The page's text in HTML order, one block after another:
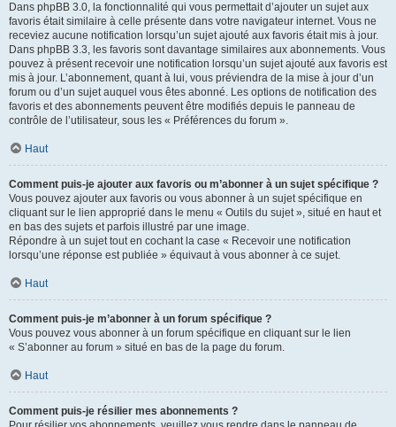
Dans phpBB 3.0, la fonctionnalité qui vous permettait d’ajouter un sujet aux
favoris était similaire à celle présente dans votre navigateur internet. Vous ne
receviez aucune notification lorsqu’un sujet ajouté aux favoris était mis à jour.
Dans phpBB 3.3, les favoris sont davantage similaires aux abonnements. Vous
pouvez à présent recevoir une notification lorsqu’un sujet ajouté aux favoris est
mis à jour. L’abonnement, quant à lui, vous préviendra de la mise à jour d’un
forum ou d’un sujet auquel vous êtes abonné. Les options de notification des
favoris et des abonnements peuvent être modifiés depuis le panneau de
contrôle de l’utilisateur, sous les « Préférences du forum ».
Haut
Comment puis-je ajouter aux favoris ou m’abonner à un sujet spécifique ?
Vous pouvez ajouter aux favoris ou vous abonner à un sujet spécifique en
cliquant sur le lien approprié dans le menu « Outils du sujet », situé en haut et
en bas des sujets et parfois illustré par une image.
Répondre à un sujet tout en cochant la case « Recevoir une notification
lorsqu’une réponse est publiée » équivaut à vous abonner à ce sujet.
Haut
Comment puis-je m’abonner à un forum spécifique ?
Vous pouvez vous abonner à un forum spécifique en cliquant sur le lien
« S’abonner au forum » situé en bas de la page du forum.
Haut
Comment puis-je résilier mes abonnements ?